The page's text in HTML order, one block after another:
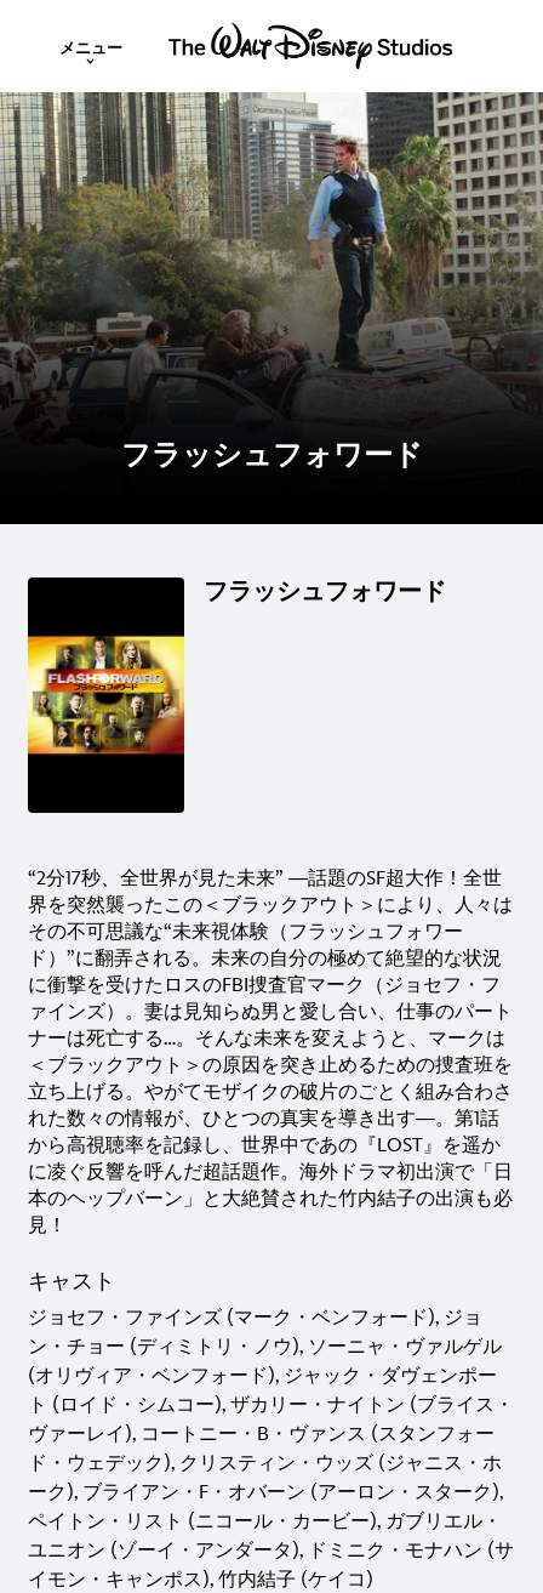
メニュー
フラッシュフォワード
フラッシュフォワード
“2分17秒、全世界が見た未来” ―話題のSF超大作！全世
界を突然襲ったこの＜ブラックアウト＞により、人々は
その不可思議な“未来視体験（フラッシュフォワー
ド）”に翻弄される。未来の自分の極めて絶望的な状況
に衝撃を受けたロスのFBI捜査官マーク（ジョセフ・フ
ァインズ）。妻は見知らぬ男と愛し合い、仕事のパート
ナーは死亡する…。そんな未来を変えようと、マークは
＜ブラックアウト＞の原因を突き止めるための捜査班を
立ち上げる。やがてモザイクの破片のごとく組み合わさ
れた数々の情報が、ひとつの真実を導き出す―。第1話
から高視聴率を記録し、世界中であの『LOST』を遥か
に凌ぐ反響を呼んだ超話題作。海外ドラマ初出演で「日
本のヘップバーン」と大絶賛された竹内結子の出演も必
見！
キャスト
ジョセフ・ファインズ (マーク・ベンフォード), ジョ
ン・チョー (ディミトリ・ノウ), ソーニャ・ヴァルゲル
(オリヴィア・ベンフォード), ジャック・ダヴェンポー
ト (ロイド・シムコー), ザカリー・ナイトン (ブライス・
ヴァーレイ), コートニー・B・ヴァンス (スタンフォー
ド・ウェデック), クリスティン・ウッズ (ジャニス・ホ
ーク), ブライアン・F・オバーン (アーロン・スターク),
ペイトン・リスト (ニコール・カービー), ガブリエル・
ユニオン (ゾーイ・アンダータ), ドミニク・モナハン (サ
イモン・キャンポス), 竹内結子 (ケイコ)